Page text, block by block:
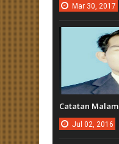
Mar 30, 2017
Catatan Malam
Jul 02, 2016